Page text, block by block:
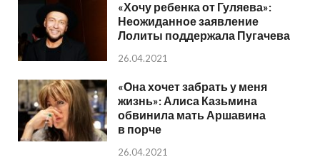
«Хочу ребенка от Гуляева»:
Неожиданное заявление
Лолиты поддержала Пугачева
26.04.2021
«Она хочет забрать у меня
жизнь»: Алиса Казьмина
обвинила мать Аршавина
в порче
26.04.2021